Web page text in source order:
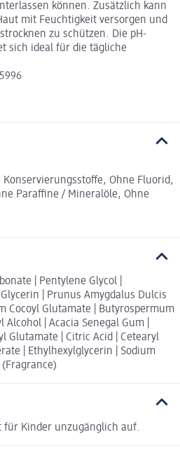
können. Zusätzlich kann
mit Feuchtigkeit versorgen und
zu schützen. Die pH-
sich ideal für die tägliche
Konservierungsstoffe, Ohne Fluorid,
Paraffine / Mineralöle, Ohne
| Pentylene Glycol |
| Prunus Amygdalus Dulcis
Cocoyl Glutamate | Butyrospermum
| Acacia Senegal Gum |
Glutamate | Citric Acid | Cetearyl
| Ethylhexylglycerin | Sodium
für Kinder unzugänglich auf.